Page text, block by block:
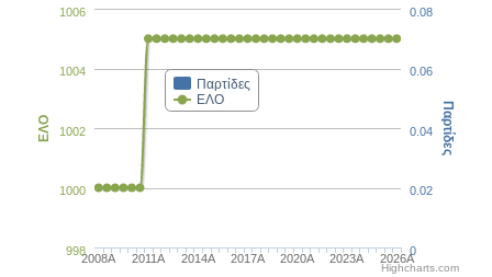
Παρτίδες
ΕΛΟ
2008A 2011A 2014A 2017A 2020A 2023Α 2026A
1000
1002
1004
1006
998
ΕΛΟ
0
0.02
0.04
0.06
0.08
Παρτίδες
Highcharts.com